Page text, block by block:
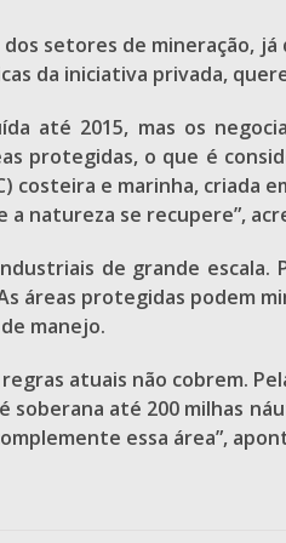
setores de mineração,
da iniciativa privada,
até 2015, mas os
protegidas, o que é
costeira e marinha, criada
natureza se recupere”,
de grande escala.
áreas protegidas podem
manejo.
atuais não cobrem.
até 200 milhas
essa área”,